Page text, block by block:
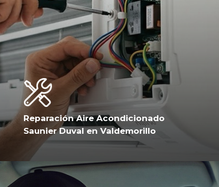
Reparación Aire Acondicionado
Saunier Duval en Valdemorillo